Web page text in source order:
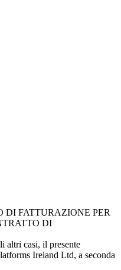
DI FATTURAZIONE PER
DI
altri casi, il presente
Ireland Ltd, a seconda